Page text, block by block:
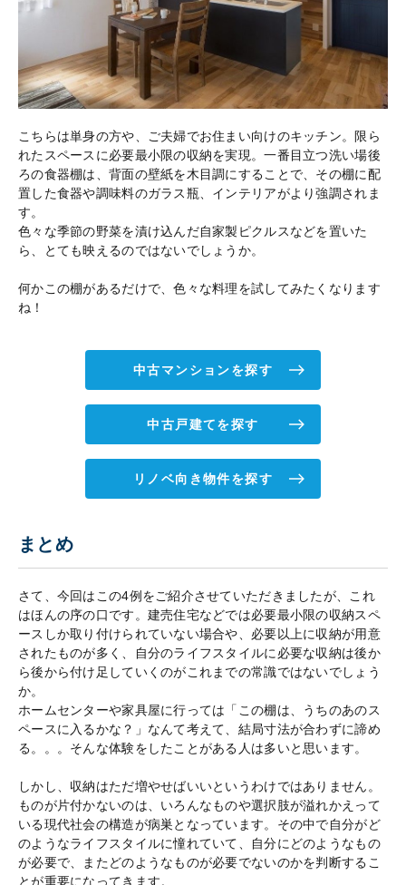
こちらは単身の方や、ご夫婦でお住まい向けのキッチン。限ら
れたスペースに必要最小限の収納を実現。一番目立つ洗い場後
ろの食器棚は、背面の壁紙を木目調にすることで、その棚に配
置した食器や調味料のガラス瓶、インテリアがより強調されま
す。
色々な季節の野菜を漬け込んだ自家製ピクルスなどを置いた
ら、とても映えるのではないでしょうか。
何かこの棚があるだけで、色々な料理を試してみたくなります
ね！
中古マンションを探す
中古戸建てを探す
リノベ向き物件を探す
まとめ
さて、今回はこの4例をご紹介させていただきましたが、これ
はほんの序の口です。建売住宅などでは必要最小限の収納スペ
ースしか取り付けられていない場合や、必要以上に収納が用意
されたものが多く、自分のライフスタイルに必要な収納は後か
ら後から付け足していくのがこれまでの常識ではないでしょう
か。
ホームセンターや家具屋に行っては「この棚は、うちのあのス
ペースに入るかな？」なんて考えて、結局寸法が合わずに諦め
る。。。そんな体験をしたことがある人は多いと思います。
しかし、収納はただ増やせばいいというわけではありません。
ものが片付かないのは、いろんなものや選択肢が溢れかえって
いる現代社会の構造が病巣となっています。その中で自分がど
のようなライフスタイルに憧れていて、自分にどのようなもの
が必要で、またどのようなものが必要でないのかを判断するこ
とが重要になってきます。